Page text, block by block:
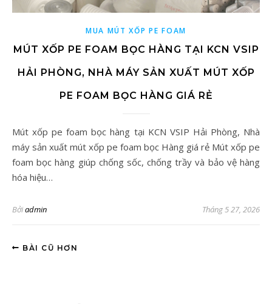
MUA MÚT XỐP PE FOAM
MÚT XỐP PE FOAM BỌC HÀNG TẠI KCN VSIP
HẢI PHÒNG, NHÀ MÁY SẢN XUẤT MÚT XỐP
PE FOAM BỌC HÀNG GIÁ RẺ
Mút xốp pe foam bọc hàng tại KCN VSIP Hải Phòng, Nhà
máy sản xuất mút xốp pe foam bọc Hàng giá rẻ Mút xốp pe
foam bọc hàng giúp chống sốc, chống trầy và bảo vệ hàng
hóa hiệu…
Bởiadmin Tháng 5 27, 2026
BÀI CŨ HƠN